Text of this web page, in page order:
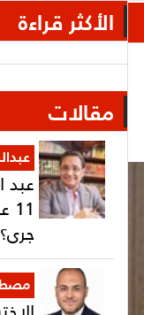
الأكثر قراءة
مقالات
عبد
جرى؟